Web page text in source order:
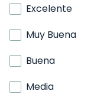
Excelente
Muy Buena
Buena
Media